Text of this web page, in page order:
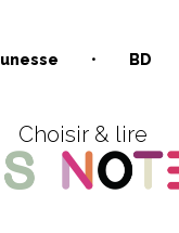
BD
Choisir & lire